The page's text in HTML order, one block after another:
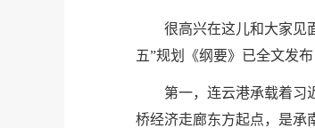
很高兴在这儿和大家见
五”规划《纲要》已全文发
第一，连云港承载着习
桥经济走廊东方起点，是承